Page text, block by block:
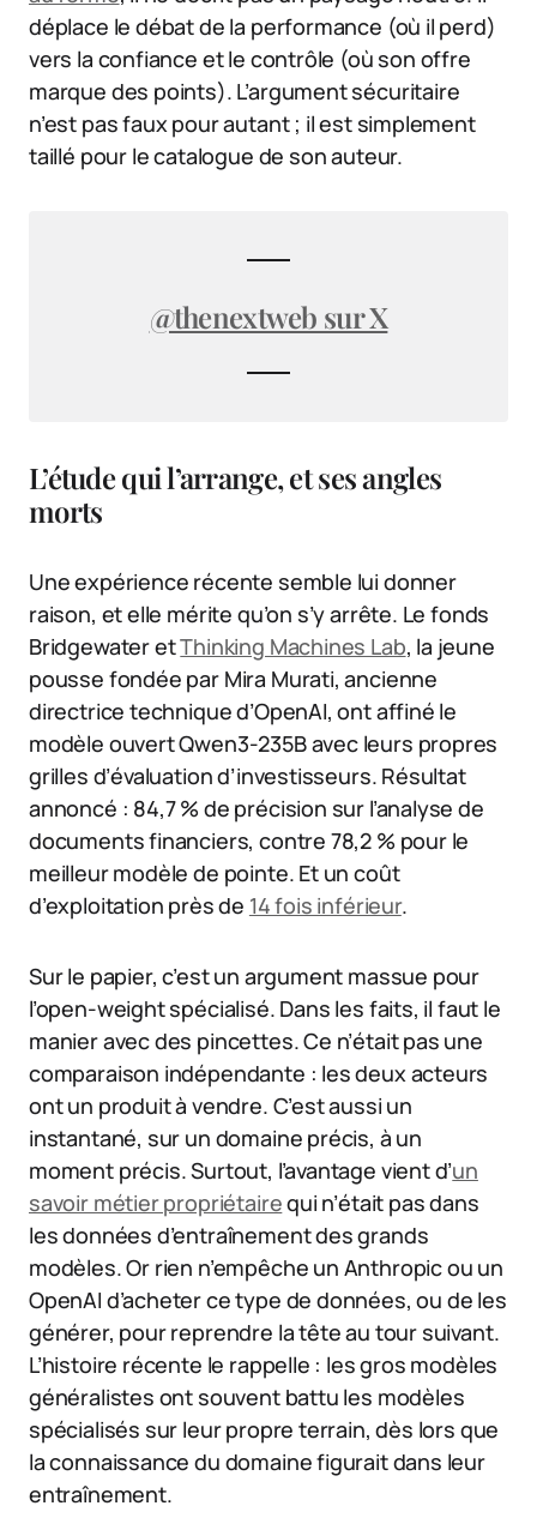
déplace le débat de la performance (où il perd)
vers la confiance et le contrôle (où son offre
marque des points). L’argument sécuritaire
n’est pas faux pour autant ; il est simplement
taillé pour le catalogue de son auteur.
@thenextweb sur X
L’étude qui l’arrange, et ses angles
morts
Une expérience récente semble lui donner
raison, et elle mérite qu’on s’y arrête. Le fonds
Bridgewater etThinking Machines Lab, la jeune
pousse fondée par Mira Murati, ancienne
directrice technique d’OpenAI, ont affiné le
modèle ouvert Qwen3-235B avec leurs propres
grilles d’évaluation d’investisseurs. Résultat
annoncé : 84,7 % de précision sur l’analyse de
documents financiers, contre 78,2 % pour le
meilleur modèle de pointe. Et un coût
d’exploitation près de 14 fois inférieur.
Sur le papier, c’est un argument massue pour
l’open-weight spécialisé. Dans les faits, il faut le
manier avec des pincettes. Ce n’était pas une
comparaison indépendante : les deux acteurs
ont un produit à vendre. C’est aussi un
instantané, sur un domaine précis, à un
moment précis. Surtout, l’avantage vient d’un
savoir métier propriétairequi n’était pas dans
les données d’entraînement des grands
modèles. Or rien n’empêche un Anthropic ou un
OpenAI d’acheter ce type de données, ou de les
générer, pour reprendre la tête au tour suivant.
L’histoire récente le rappelle : les gros modèles
généralistes ont souvent battu les modèles
spécialisés sur leur propre terrain, dès lors que
la connaissance du domaine figurait dans leur
entraînement.